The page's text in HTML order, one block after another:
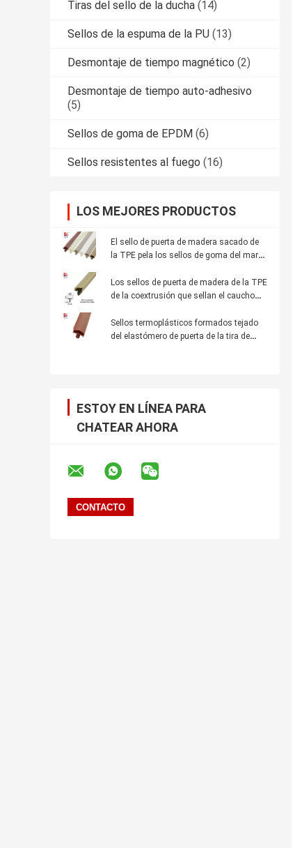
Tiras del sello de la ducha (14)
Sellos de la espuma de la PU (13)
Desmontaje de tiempo magnético (2)
Desmontaje de tiempo auto-adhesivo
(5)
Sellos de goma de EPDM (6)
Sellos resistentes al fuego (16)
LOS MEJORES PRODUCTOS
El sello de puerta de madera sacado de
la TPE pela los sellos de goma del marco
prueba de polvo Weatherstrips
Los sellos de puerta de madera de la TPE
de la coextrusión que sellan el caucho
Sellos termoplásticos formados tejado
del elastómero de puerta de la tira de
ESTOY EN LÍNEA PARA
CHATEAR AHORA